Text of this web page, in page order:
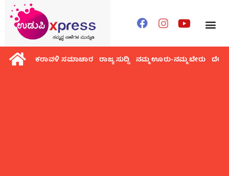
ಕರಾವಳಿ ಸಮಾಚಾರ ರಾಜ್ಯ ಸುದ್ದಿ ನಮ್ಮ ಊರು-ನಮ್ಮ ಬೇರು ದೇಶ